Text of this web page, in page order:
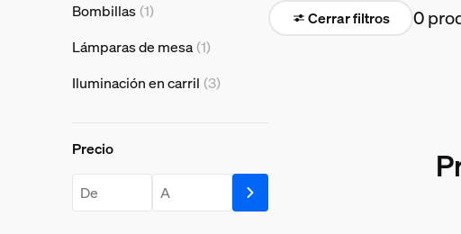
Bombillas (1)
Lámparas de mesa (1)
Iluminación en carril (3)
Precio
Precio
price.from.label price.to.label
Cerrar filtros 0